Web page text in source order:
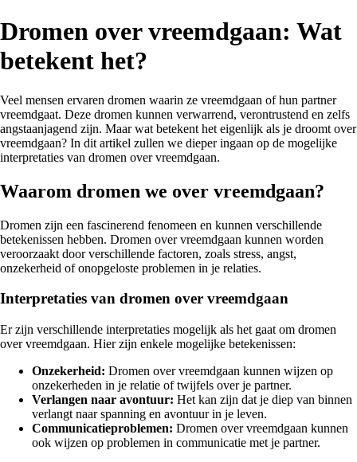
Dromen over vreemdgaan: Wat
betekent het?
Veel mensen ervaren dromen waarin ze vreemdgaan of hun partner
vreemdgaat. Deze dromen kunnen verwarrend, verontrustend en zelfs
angstaanjagend zijn. Maar wat betekent het eigenlijk als je droomt over
vreemdgaan? In dit artikel zullen we dieper ingaan op de mogelijke
interpretaties van dromen over vreemdgaan.
Waarom dromen we over vreemdgaan?
Dromen zijn een fascinerend fenomeen en kunnen verschillende
betekenissen hebben. Dromen over vreemdgaan kunnen worden
veroorzaakt door verschillende factoren, zoals stress, angst,
onzekerheid of onopgeloste problemen in je relaties.
Interpretaties van dromen over vreemdgaan
Er zijn verschillende interpretaties mogelijk als het gaat om dromen
over vreemdgaan. Hier zijn enkele mogelijke betekenissen:
Onzekerheid: Dromen over vreemdgaan kunnen wijzen op
onzekerheden in je relatie of twijfels over je partner.
Verlangen naar avontuur: Het kan zijn dat je diep van binnen
verlangt naar spanning en avontuur in je leven.
Communicatieproblemen: Dromen over vreemdgaan kunnen
ook wijzen op problemen in communicatie met je partner.